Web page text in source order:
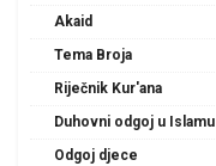
Akaid
Tema Broja
Riječnik Kur'ana
Duhovni odgoj u Islamu
Odgoj djece